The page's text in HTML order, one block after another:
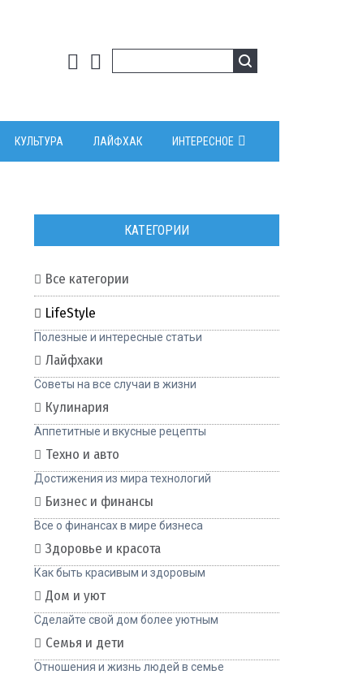
КУЛЬТУРА ЛАЙФХАК ИНТЕРЕСНОЕ
КАТЕГОРИИ
Все категории
LifeStyle
Полезные и интересные статьи
Лайфхаки
Советы на все случаи в жизни
Кулинария
Аппетитные и вкусные рецепты
Техно и авто
Достижения из мира технологий
Бизнес и финансы
Все о финансах в мире бизнеса
Здоровье и красота
Как быть красивым и здоровым
Дом и уют
Сделайте свой дом более уютным
Семья и дети
Отношения и жизнь людей в семье